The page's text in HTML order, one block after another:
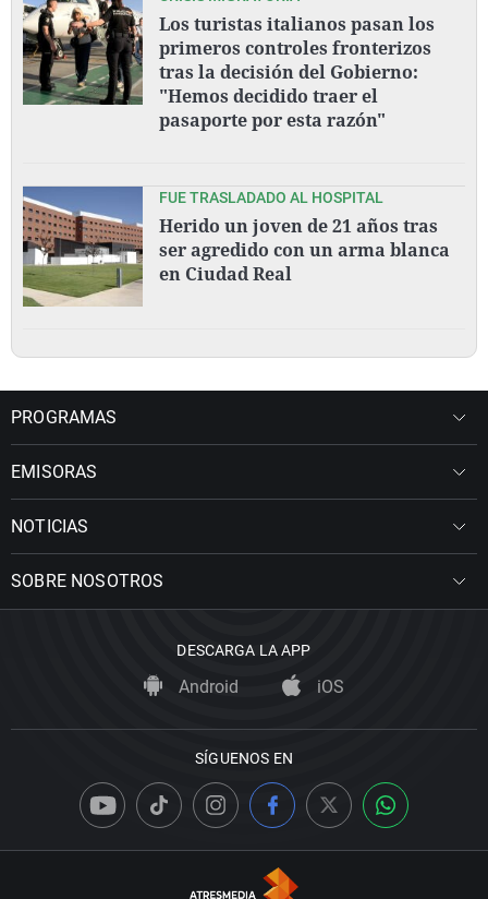
Los turistas italianos pasan los
primeros controles fronterizos
tras la decisión del Gobierno:
"Hemos decidido traer el
pasaporte por esta razón"
FUE TRASLADADO AL HOSPITAL
Herido un joven de 21 años tras
ser agredido con un arma blanca
en Ciudad Real
PROGRAMAS
EMISORAS
NOTICIAS
SOBRE NOSOTROS
DESCARGA LA APP
Android iOS
SÍGUENOS EN